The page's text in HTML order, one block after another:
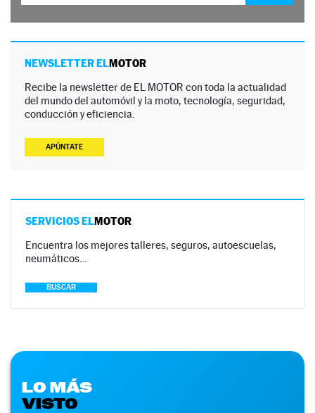
NEWSLETTER ELMOTOR
Recibe la newsletter de EL MOTOR con toda la actualidad
del mundo del automóvil y la moto, tecnología, seguridad,
conducción y eficiencia.
APÚNTATE
SERVICIOS ELMOTOR
Encuentra los mejores talleres, seguros, autoescuelas,
neumáticos…
BUSCAR
LO MÁS
VISTO